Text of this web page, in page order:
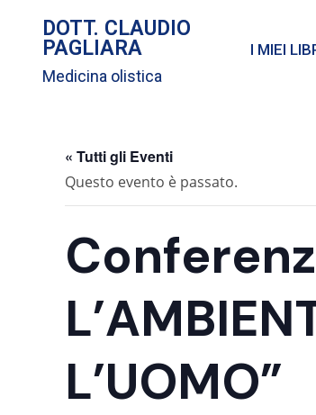
DOTT. CLAUDIO
PAGLIARA
Medicina olistica
I MIEI
« Tutti gli Eventi
Questo evento è passato.
L’UOMO”